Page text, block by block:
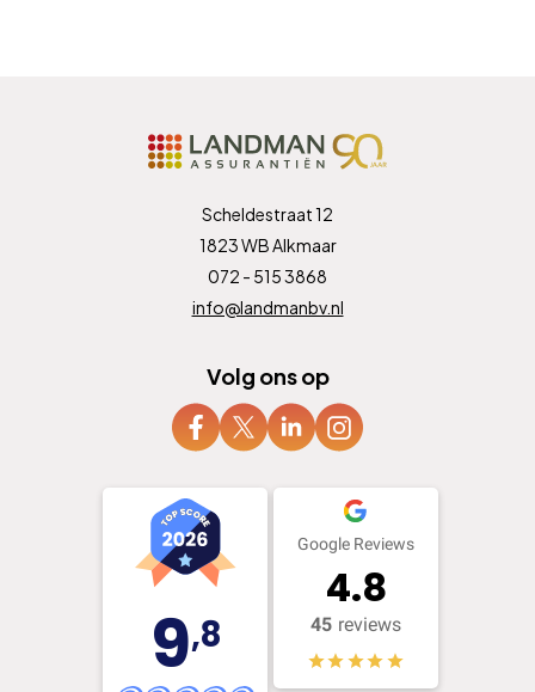
Scheldestraat 12
1823 WB Alkmaar
072 - 515 3868
info@landmanbv.nl
Volg ons op
9,8
Google Reviews
4.8
45 reviews